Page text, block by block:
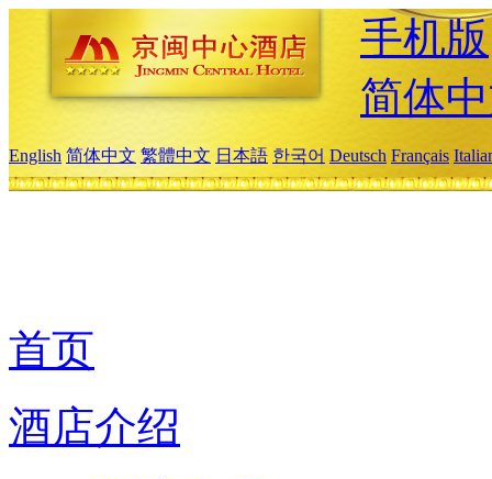
手机版
简体
English 简体中文 繁體中文 日本語 한국어 Deutsch Français
首页
酒店介绍